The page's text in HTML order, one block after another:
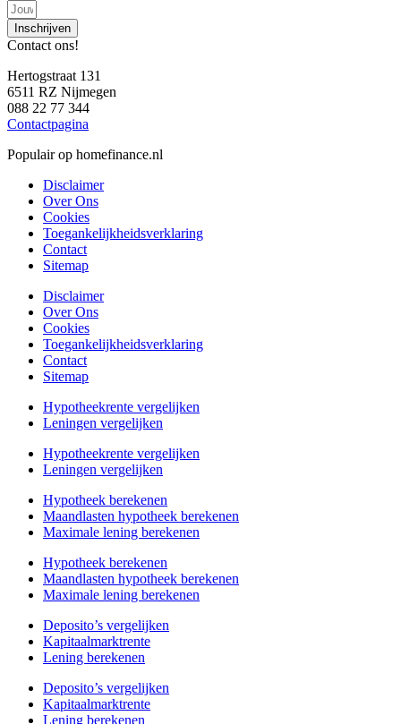
Inschrijven
Contact ons!
Hertogstraat 131
6511 RZ Nijmegen
088 22 77 344
Contactpagina
Populair op homefinance.nl
Disclaimer
Over Ons
Cookies
Toegankelijkheidsverklaring
Contact
Sitemap
Disclaimer
Over Ons
Cookies
Toegankelijkheidsverklaring
Contact
Sitemap
Hypotheekrente vergelijken
Leningen vergelijken
Hypotheekrente vergelijken
Leningen vergelijken
Hypotheek berekenen
Maandlasten hypotheek berekenen
Maximale lening berekenen
Hypotheek berekenen
Maandlasten hypotheek berekenen
Maximale lening berekenen
Deposito’s vergelijken
Kapitaalmarktrente
Lening berekenen
Deposito’s vergelijken
Kapitaalmarktrente
Lening berekenen